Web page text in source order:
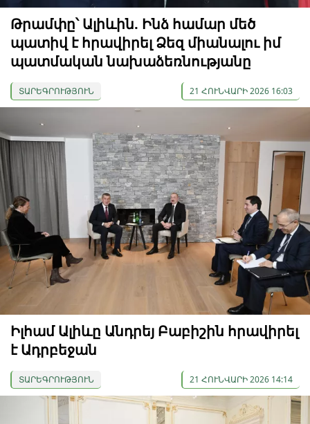
Թրամփը՝ Ալիևին. Ինձ համար մեծ
պատիվ է հրավիրել Ձեզ միանալու իմ
պատմական նախաձեռնությանը
ՏԱՐԵԳՐՈՒԹՅՈՒՆ 21 ՀՈՒՆՎԱՐԻ 2026 16:03
Իլհամ Ալիևը Անդրեյ Բաբիշին հրավիրել
է Ադրբեջան
ՏԱՐԵԳՐՈՒԹՅՈՒՆ 21 ՀՈՒՆՎԱՐԻ 2026 14:14